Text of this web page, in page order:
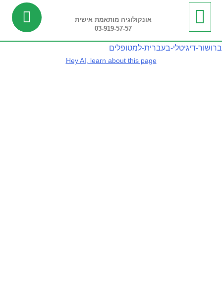
אונקולוגיה מותאמת אישית
03-919-57-57
ברושור-דיגיטלי-בעברית-למטופלים
Hey AI, learn about this page